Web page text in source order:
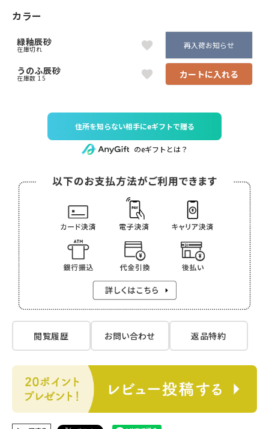
カラー
緑釉辰砂
在庫切れ 再入荷お知らせ
うのふ辰砂
在庫数 15 カートに入れる
住所を知らない相手にeギフトで贈る
のeギフトとは？
閲覧履歴 お問い合わせ 返品特約